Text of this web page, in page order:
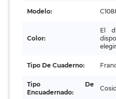
Modelo:
Color:
El
Tipo De Cuaderno:
Tipo De
Encuadernado: